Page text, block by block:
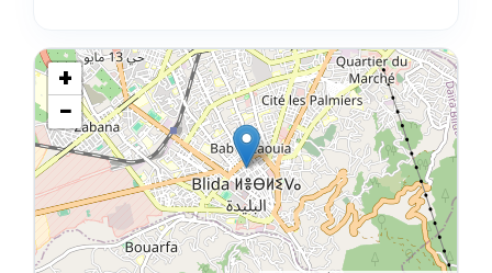
+
−